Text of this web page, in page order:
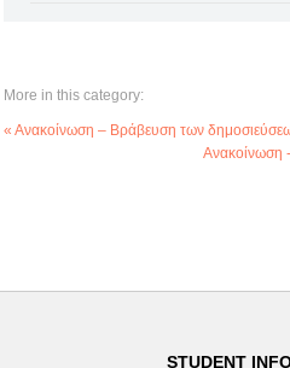
More in this category:
« Ανακοίνωση – Βράβευση των
Ανακοίνωση
STUDENT